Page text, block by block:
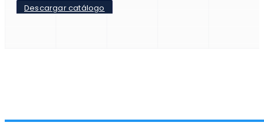
Descargar catálogo